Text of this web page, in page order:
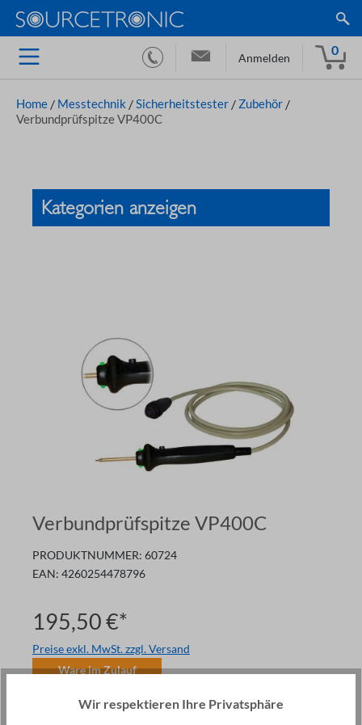
Anmelden
0
Home / Messtechnik /Sicherheitstester / Zubehör /
Verbundprüfspitze VP400C
Kategorien anzeigen
Verbundprüfspitze VP400C
PRODUKTNUMMER: 60724
EAN: 4260254478796
195,50 €*
Preise exkl. MwSt. zzgl. Versand
Ware im Zulauf
Wir respektieren Ihre Privatsphäre